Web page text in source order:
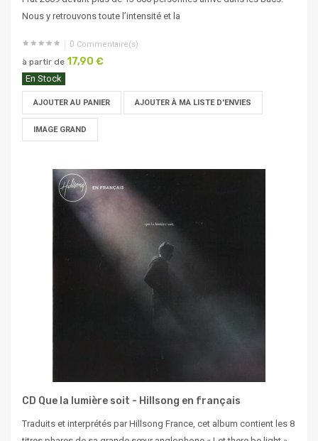
Nous y retrouvons toute l’intensité et la
0 Commentaire(s)
à partir de 17,90 €
En Stock
AJOUTER AU PANIER AJOUTER À MA LISTE D'ENVIES
IMAGE GRAND
CD Que la lumière soit - Hillsong en français
Traduits et interprétés par Hillsong France, cet album contient les 8